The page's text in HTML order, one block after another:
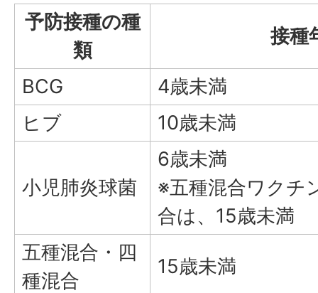
予防接種の種
類
接種
BCG
4歳未満
ヒブ
10歳未満
小児肺炎球菌
6歳未満
※五種混合ワクチ
合は、15歳未満
五種混合・四
種混合
15歳未満